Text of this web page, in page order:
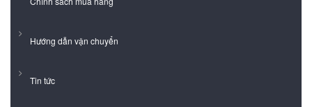
Hướng dẫn vận chuyển
Tin tức